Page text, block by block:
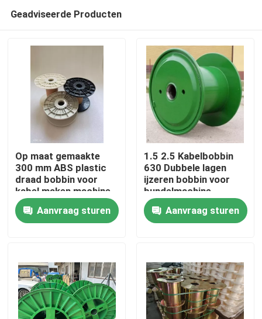
Thuis
Video's
Over ons
Geadviseerde Producten
Op maat gemaakte
300 mm ABS plastic
draad bobbin voor
kabel maken machine
Aanvraag sturen
1.5 2.5 Kabelbobbin
630 Dubbele lagen
ijzeren bobbin voor
bundelmachine
Aanvraag sturen